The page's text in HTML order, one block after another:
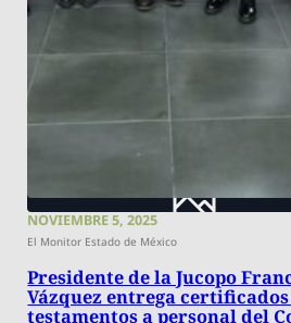
NOVIEMBRE 5, 2025
El Monitor Estado de México
Presidente de la Jucopo
Vázquez entrega
testamentos a personal del